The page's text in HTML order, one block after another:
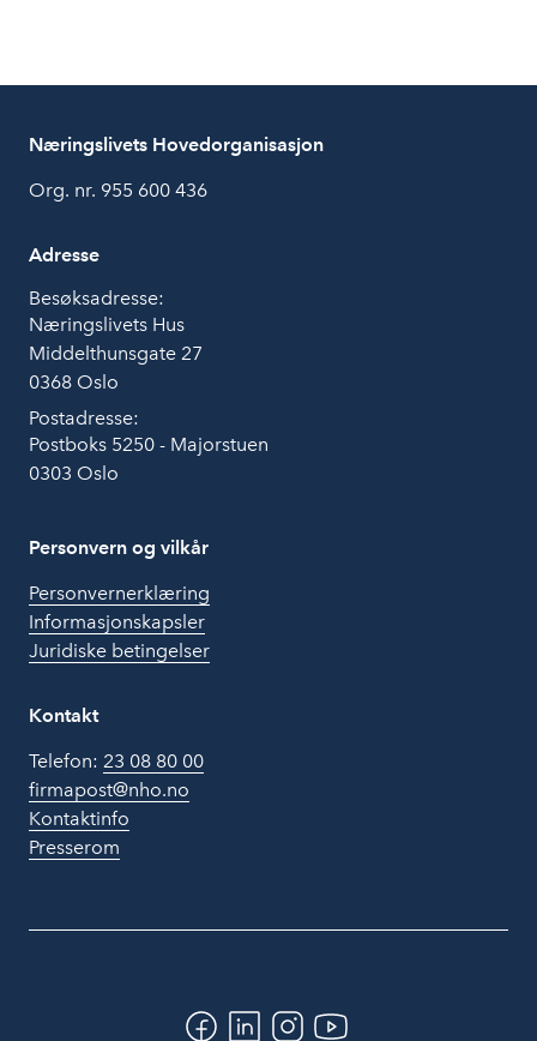
Næringslivets Hovedorganisasjon
Org. nr. 955 600 436
Adresse
Besøksadresse:
Næringslivets Hus
Middelthunsgate 27
0368 Oslo
Postadresse:
Postboks 5250 - Majorstuen
0303 Oslo
Personvern og vilkår
Personvernerklæring
Informasjonskapsler
Juridiske betingelser
Kontakt
Telefon: 23 08 80 00
firmapost@nho.no
Kontaktinfo
Presserom